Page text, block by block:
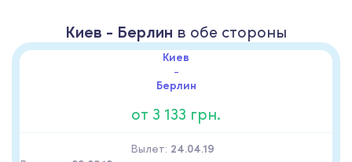
Киев - Берлин в обе стороны
Киев
-
Берлин
от 3 133 грн.
Вылет: 24.04.19